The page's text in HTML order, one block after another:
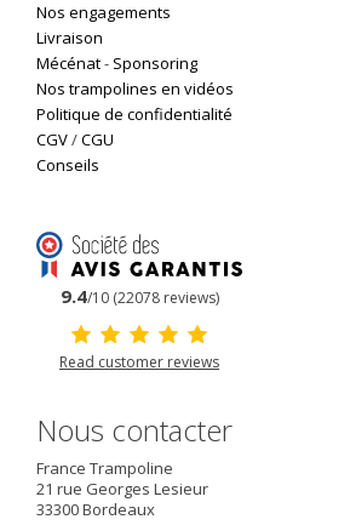
Nos engagements
Livraison
Mécénat- Sponsoring
Nos trampolines en vidéos
Politique de confidentialité
CGV/CGU
Conseils
9.4/10 (22078 reviews)
Read customer reviews
Nous contacter
France Trampoline
21 rue Georges Lesieur
33300Bordeaux